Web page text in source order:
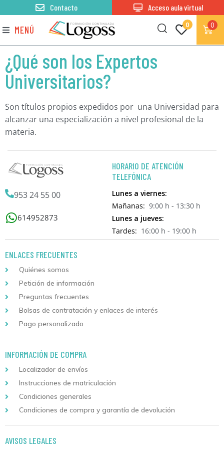
MENÚ 0 0
Contacto Acceso aula virtual
¿Qué son los Expertos
Universitarios?
Son títulos propios expedidos por una Universidad para
alcanzar una especialización a nivel profesional de la
materia.
953 24 55 00
614952873
HORARIO DE ATENCIÓN
TELEFÓNICA
Lunes a viernes:
Mañanas: 9:00 h - 13:30 h
Lunes a jueves:
Tardes: 16:00 h - 19:00 h
ENLACES FRECUENTES
Quiénes somos
Petición de información
Preguntas frecuentes
Bolsas de contratación y enlaces de interés
Pago personalizado
INFORMACIÓN DE COMPRA
Localizador de envíos
Instrucciones de matriculación
Condiciones generales
Condiciones de compra y garantía de devolución
AVISOS LEGALES